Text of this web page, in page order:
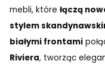
mebli, które łączą
stylem
białymi frontami
Riviera, tworząc